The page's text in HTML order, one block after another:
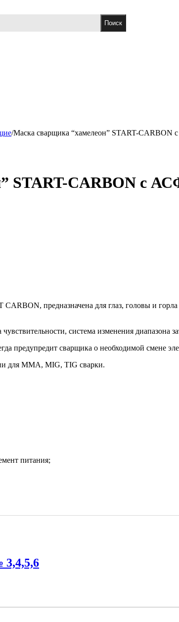
/Маска сварщика “хамелеон” START-CARBON
START-CARBON с
CARBON, предназначена для глаз, головы и
система изменения диапазона
предупредит сварщика о необходимой смене
для ММА, MIG, TIG сварки.
питания;